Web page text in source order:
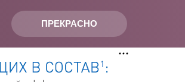
ПРЕКРАСНО